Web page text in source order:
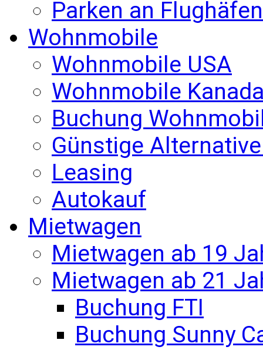
Parken an Flughäfen
Wohnmobile
Wohnmobile USA
Wohnmobile
Buchung
Günstige
Leasing
Autokauf
Mietwagen
Mietwagen ab 19
Mietwagen ab 21
Buchung FTI
Buchung Sunny